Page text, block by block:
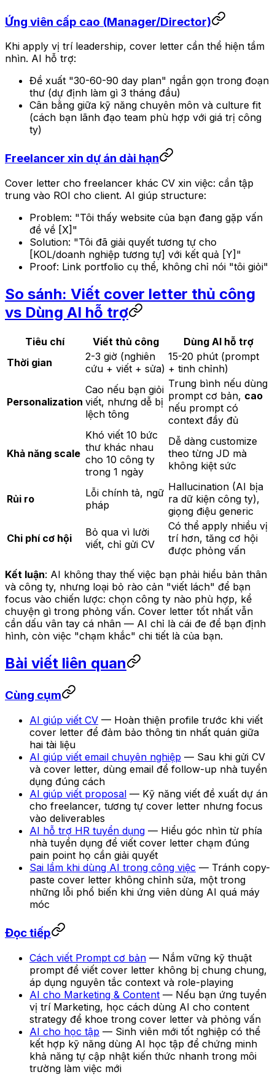
Ứng viên cấp cao (Manager/Director)
Khi apply vị trí leadership, cover letter cần thể hiện tầm
nhìn. AI hỗ trợ:
Đề xuất "30-60-90 day plan" ngắn gọn trong đoạn
thư (dự định làm gì 3 tháng đầu)
Cân bằng giữa kỹ năng chuyên môn và culture fit
(cách bạn lãnh đạo team phù hợp với giá trị công
ty)
Freelancer xin dự án dài hạn
Cover letter cho freelancer khác CV xin việc: cần tập
trung vào ROI cho client. AI giúp structure:
Problem: "Tôi thấy website của bạn đang gặp vấn
đề về [X]"
Solution: "Tôi đã giải quyết tương tự cho
[KOL/doanh nghiệp tương tự] với kết quả [Y]"
Proof: Link portfolio cụ thể, không chỉ nói "tôi giỏi"
So sánh: Viết cover letter thủ công
vs Dùng AI hỗ trợ
Tiêu chí Viết thủ công
Dùng AI hỗ trợ
Thời gian
2-3 giờ (nghiên
cứu + viết + sửa)
15-20 phút (prompt
+ tinh chỉnh)
Personalization
Cao nếu bạn giỏi
viết, nhưng dễ bị
lệch tông
Trung bình nếu dùng
prompt cơ bản, cao
nếu prompt có
context đầy đủ
Khả năng scale
Khó viết 10 bức
thư khác nhau
cho 10 công ty
trong 1 ngày
Dễ dàng customize
theo từng JD mà
không kiệt sức
Rủi ro
Lỗi chính tả, ngữ
pháp
Hallucination (AI bịa
ra dữ kiện công ty),
giọng điệu generic
Chi phí cơ hội
Bỏ qua vì lười
viết, chỉ gửi CV
Có thể apply nhiều vị
trí hơn, tăng cơ hội
được phỏng vấn
Kết luận: AI không thay thế việc bạn phải hiểu bản thân
và công ty, nhưng loại bỏ rào cản "viết lách" để bạn
focus vào chiến lược: chọn công ty nào phù hợp, kể
chuyện gì trong phỏng vấn. Cover letter tốt nhất vẫn
cần dấu vân tay cá nhân — AI chỉ là cái đe để bạn định
hình, còn việc "chạm khắc" chi tiết là của bạn.
Bài viết liên quan
Cùng cụm
AI giúp viết CV — Hoàn thiện profile trước khi viết
cover letter để đảm bảo thông tin nhất quán giữa
hai tài liệu
AI giúp viết email chuyên nghiệp — Sau khi gửi CV
và cover letter, dùng email để follow-up nhà tuyển
dụng đúng cách
AI giúp viết proposal — Kỹ năng viết đề xuất dự án
cho freelancer, tương tự cover letter nhưng focus
vào deliverables
AI hỗ trợ HR tuyển dụng — Hiểu góc nhìn từ phía
nhà tuyển dụng để viết cover letter chạm đúng
pain point họ cần giải quyết
Sai lầm khi dùng AI trong công việc — Tránh copy-
paste cover letter không chỉnh sửa, một trong
những lỗi phổ biến khi ứng viên dùng AI quá máy
móc
Đọc tiếp
Cách viết Prompt cơ bản — Nắm vững kỹ thuật
prompt để viết cover letter không bị chung chung,
áp dụng nguyên tắc context và role-playing
AI cho Marketing & Content — Nếu bạn ứng tuyển
vị trí Marketing, học cách dùng AI cho content
strategy để khoe trong cover letter và phỏng vấn
AI cho học tập — Sinh viên mới tốt nghiệp có thể
kết hợp kỹ năng dùng AI học tập để chứng minh
khả năng tự cập nhật kiến thức nhanh trong môi
trường làm việc mới